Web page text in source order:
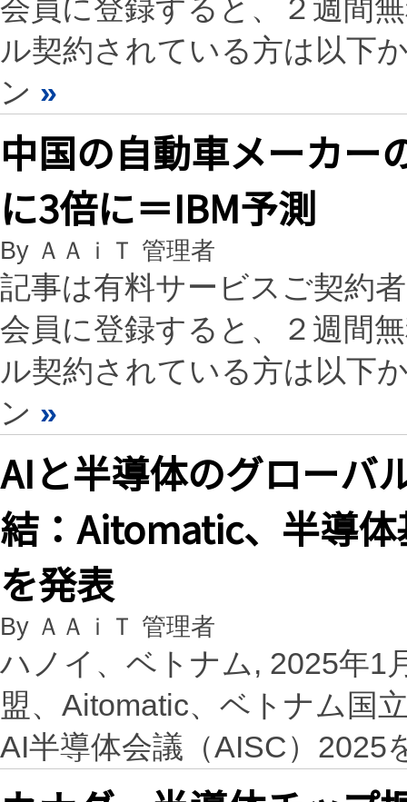
会員に登録すると、２週間
ル契約されている方は以下
ン »
中国の自動車メーカー
に3倍に＝IBM予測
By ＡＡｉＴ 管理者
記事は有料サービスご契約
会員に登録すると、２週間
ル契約されている方は以下
ン »
AIと半導体のグローバ
結：Aitomatic、半導
を発表
By ＡＡｉＴ 管理者
ハノイ、ベトナム, 2025年
盟、Aitomatic、ベトナム国
AI半導体会議（AISC）2025